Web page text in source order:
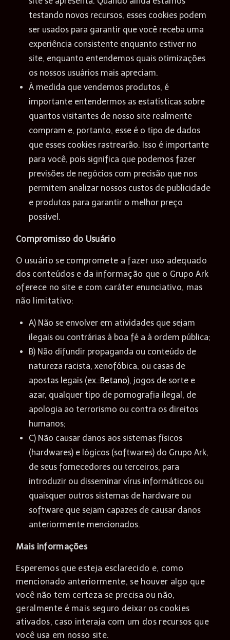
testando novos recursos, esses cookies podem
ser usados ​​para garantir que você receba uma
experiência consistente enquanto estiver no
site, enquanto entendemos quais otimizações
os nossos usuários mais apreciam.
À medida que vendemos produtos, é
importante entendermos as estatísticas sobre
quantos visitantes de nosso site realmente
compram e, portanto, esse é o tipo de dados
que esses cookies rastrearão. Isso é importante
para você, pois significa que podemos fazer
previsões de negócios com precisão que nos
permitem analizar nossos custos de publicidade
e produtos para garantir o melhor preço
possível.
Compromisso do Usuário
O usuário se compromete a fazer uso adequado
dos conteúdos e da informação que o Grupo Ark
oferece no site e com caráter enunciativo, mas
não limitativo:
A) Não se envolver em atividades que sejam
ilegais ou contrárias à boa fé a à ordem pública;
B) Não difundir propaganda ou conteúdo de
natureza racista, xenofóbica, ou casas de
apostas legais (ex.:Betano), jogos de sorte e
azar, qualquer tipo de pornografia ilegal, de
apologia ao terrorismo ou contra os direitos
humanos;
C) Não causar danos aos sistemas físicos
(hardwares) e lógicos (softwares) do Grupo Ark,
de seus fornecedores ou terceiros, para
introduzir ou disseminar vírus informáticos ou
quaisquer outros sistemas de hardware ou
software que sejam capazes de causar danos
anteriormente mencionados.
Mais informações
Esperemos que esteja esclarecido e, como
mencionado anteriormente, se houver algo que
você não tem certeza se precisa ou não,
geralmente é mais seguro deixar os cookies
ativados, caso interaja com um dos recursos que
você usa em nosso site.